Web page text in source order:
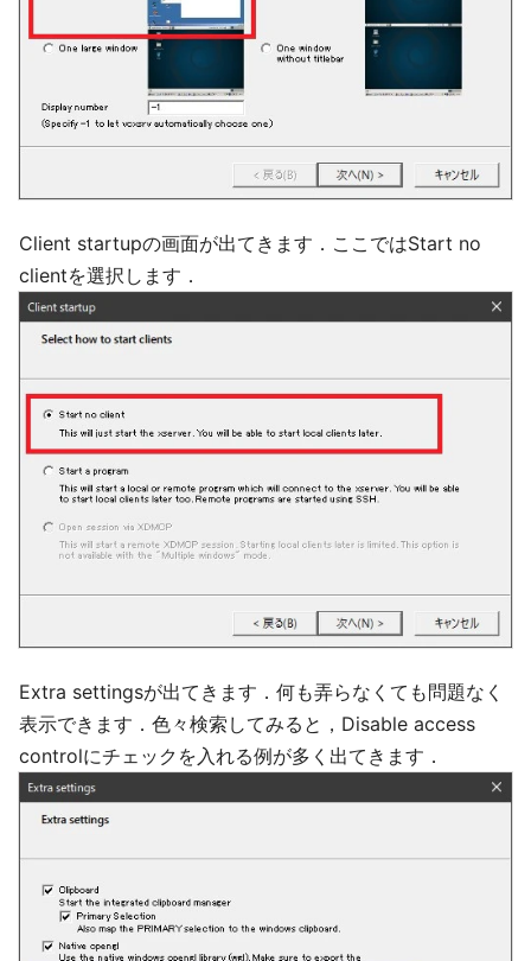
Client startupの画面が出てきます．ここではStart no
clientを選択します．
Extra settingsが出てきます．何も弄らなくても問題なく
表示できます．色々検索してみると，Disable access
controlにチェックを入れる例が多く出てきます．